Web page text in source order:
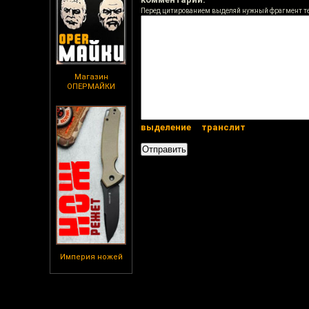
Магазин
ОПЕРМАЙКИ
Империя ножей
Перед цитированием выделяй нужный фрагмент
выделение транслит